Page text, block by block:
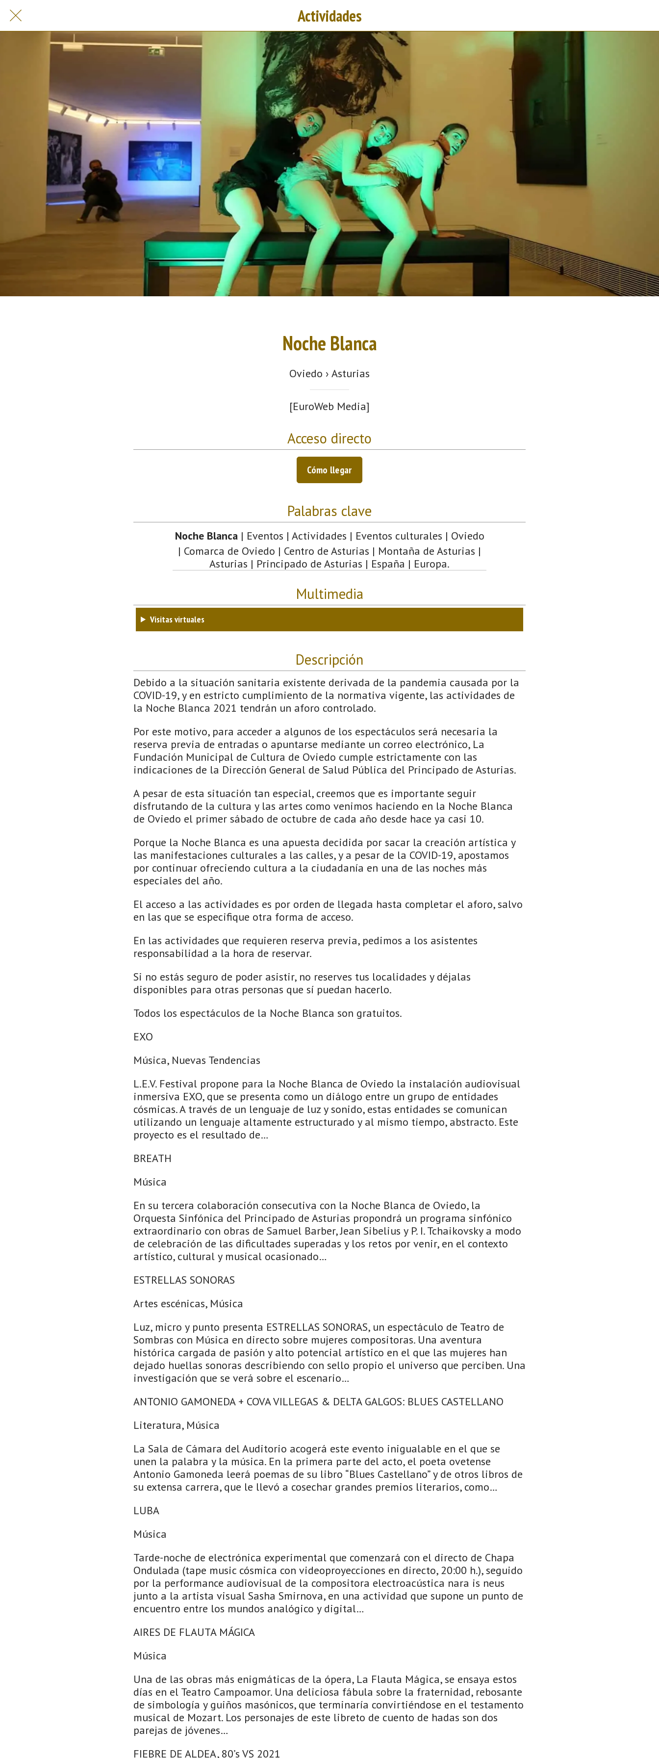
Actividades
Noche Blanca
Oviedo › Asturias
[EuroWeb Media]
Acceso directo
Cómo llegar
Palabras clave
Noche Blanca| Eventos | Actividades | Eventos culturales | Oviedo
| Comarca de Oviedo | Centro de Asturias | Montaña de Asturias |
Asturias | Principado de Asturias | España | Europa.
Multimedia
Visitas virtuales
Descripción
Debido a la situación sanitaria existente derivada de la pandemia causada por la
COVID-19, y en estricto cumplimiento de la normativa vigente, las actividades de
la Noche Blanca 2021 tendrán un aforo controlado.
Por este motivo, para acceder a algunos de los espectáculos será necesaria la
reserva previa de entradas o apuntarse mediante un correo electrónico, La
Fundación Municipal de Cultura de Oviedo cumple estrictamente con las
indicaciones de la Dirección General de Salud Pública del Principado de Asturias.
A pesar de esta situación tan especial, creemos que es importante seguir
disfrutando de la cultura y las artes como venimos haciendo en la Noche Blanca
de Oviedo el primer sábado de octubre de cada año desde hace ya casi 10.
Porque la Noche Blanca es una apuesta decidida por sacar la creación artística y
las manifestaciones culturales a las calles, y a pesar de la COVID-19, apostamos
por continuar ofreciendo cultura a la ciudadanía en una de las noches más
especiales del año.
El acceso a las actividades es por orden de llegada hasta completar el aforo, salvo
en las que se especifique otra forma de acceso.
En las actividades que requieren reserva previa, pedimos a los asistentes
responsabilidad a la hora de reservar.
Si no estás seguro de poder asistir, no reserves tus localidades y déjalas
disponibles para otras personas que sí puedan hacerlo.
Todos los espectáculos de la Noche Blanca son gratuitos.
EXO
Música, Nuevas Tendencias
L.E.V. Festival propone para la Noche Blanca de Oviedo la instalación audiovisual
inmersiva EXO, que se presenta como un diálogo entre un grupo de entidades
cósmicas. A través de un lenguaje de luz y sonido, estas entidades se comunican
utilizando un lenguaje altamente estructurado y al mismo tiempo, abstracto. Este
proyecto es el resultado de…
BREATH
Música
En su tercera colaboración consecutiva con la Noche Blanca de Oviedo, la
Orquesta Sinfónica del Principado de Asturias propondrá un programa sinfónico
extraordinario con obras de Samuel Barber, Jean Sibelius y P. I. Tchaikovsky a modo
de celebración de las dificultades superadas y los retos por venir, en el contexto
artístico, cultural y musical ocasionado…
ESTRELLAS SONORAS
Artes escénicas, Música
Luz, micro y punto presenta ESTRELLAS SONORAS, un espectáculo de Teatro de
Sombras con Música en directo sobre mujeres compositoras. Una aventura
histórica cargada de pasión y alto potencial artístico en el que las mujeres han
dejado huellas sonoras describiendo con sello propio el universo que perciben. Una
investigación que se verá sobre el escenario…
ANTONIO GAMONEDA + COVA VILLEGAS & DELTA GALGOS: BLUES CASTELLANO
Literatura, Música
La Sala de Cámara del Auditorio acogerá este evento inigualable en el que se
unen la palabra y la música. En la primera parte del acto, el poeta ovetense
Antonio Gamoneda leerá poemas de su libro “Blues Castellano” y de otros libros de
su extensa carrera, que le llevó a cosechar grandes premios literarios, como…
LUBA
Música
Tarde-noche de electrónica experimental que comenzará con el directo de Chapa
Ondulada (tape music cósmica con videoproyecciones en directo, 20:00 h.), seguido
por la performance audiovisual de la compositora electroacústica nara is neus
junto a la artista visual Sasha Smirnova, en una actividad que supone un punto de
encuentro entre los mundos analógico y digital…
AIRES DE FLAUTA MÁGICA
Música
Una de las obras más enigmáticas de la ópera, La Flauta Mágica, se ensaya estos
días en el Teatro Campoamor. Una deliciosa fábula sobre la fraternidad, rebosante
de simbología y guiños masónicos, que terminaría convirtiéndose en el testamento
musical de Mozart. Los personajes de este libreto de cuento de hadas son dos
parejas de jóvenes…
FIEBRE DE ALDEA, 80’s VS 2021